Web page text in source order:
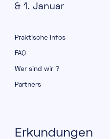
& 1. Januar
Praktische Infos
FAQ
Wer sind wir ?
Partners
Erkundungen